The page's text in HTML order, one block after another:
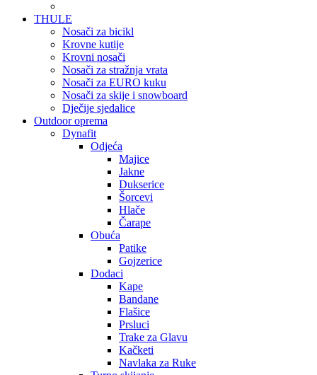
THULE
Nosači za bicikl
Krovne kutije
Krovni nosači
Nosači za stražnja vrata
Nosači za EURO kuku
Nosači za skije i snowboard
Dječije sjedalice
Outdoor oprema
Dynafit
Odjeća
Majice
Jakne
Dukserice
Šorcevi
Hlače
Čarape
Obuća
Patike
Gojzerice
Dodaci
Kape
Bandane
Flašice
Prsluci
Trake za Glavu
Kačketi
Navlaka za Ruke